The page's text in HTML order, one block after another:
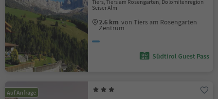
Tiers, Tiers am Rosengarten, Dolomitenregion
Seiser Alm
2.6 km von Tiers am Rosengarten
Zentrum
Südtirol Guest Pass
Auf Anfrage